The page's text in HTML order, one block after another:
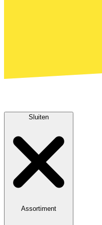
Sluiten
Assortiment